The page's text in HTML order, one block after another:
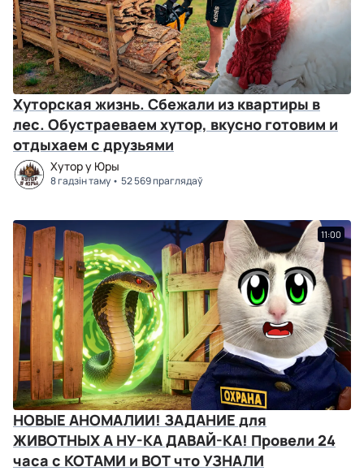
Хуторская жизнь. Сбежали из квартиры в
лес. Обустраеваем хутор, вкусно готовим и
отдыхаем с друзьями
Хутор у Юры
8 гадзін таму 52 569 праглядаў
11:00
НОВЫЕ АНОМАЛИИ! ЗАДАНИЕ для
ЖИВОТНЫХ А НУ-КА ДАВАЙ-КА! Провели 24
часа с КОТАМИ и ВОТ что УЗНАЛИ